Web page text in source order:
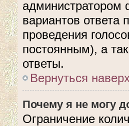
администратором
вариантов ответа
проведения
постоянным), а
ответы.
Вернуться
Почему я не могу
Ограничение